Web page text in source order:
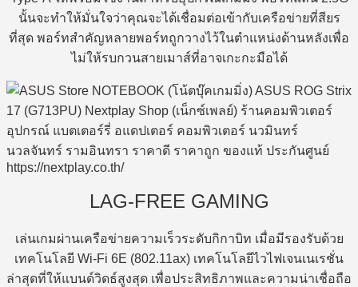
นั้นจะทำให้มั่นใจว่าคุณจะได้เชื่อมต่อเข้ากับเครือข่ายที่สียร
ที่สุด พอร์ทสำคัญหลายพอร์ทถูกวางไว้ในตำแหน่งด้านหลังเพื่อ
ไม่ให้รบกวนสายเมาส์ที่อาจเกะกะมือได้
LAG-FREE GAMING
เล่นเกมผ่านเครือข่ายความเร็วระดับกิกาบิท เมื่อมีรองรับด้วย
เทคโนโลยี Wi-Fi 6E (802.11ax) เทคโนโลยีไวไฟเจนเนเรชั่น
ล่าสุดที่ให้แบนด์วิดธ์สูงสุด เพื่อประสิทธิภาพและความน่าเชื่อถือ